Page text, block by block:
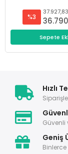
%3
Sepete
Hızlı
Güvenli
Geniş